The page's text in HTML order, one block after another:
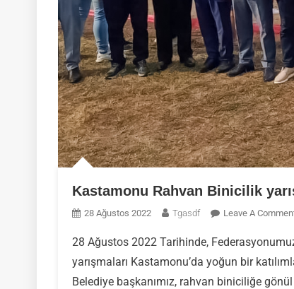
Kastamonu Rahvan Binicilik
28 Ağustos 2022 Tgasdf Leave A
28 Ağustos 2022 Tarihinde,
yarışmaları Kastamonu’da yoğun bir
Belediye başkanımız, rahvan biniciliğe